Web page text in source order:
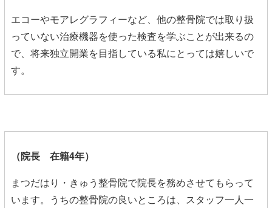
エコーやモアレグラフィーなど、他の整骨院では取り扱
っていない治療機器を使った検査を学ぶことが出来るの
で、将来独立開業を目指している私にとっては嬉しいで
す。
（院長 在籍4年）
まつだはり・きゅう整骨院で院長を務めさせてもらって
います。うちの整骨院の良いところは、スタッフ一人一